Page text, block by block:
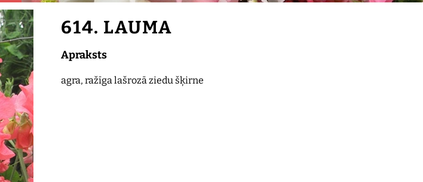
614. LAUMA
Apraksts
agra, ražīga lašrozā ziedu šķirne